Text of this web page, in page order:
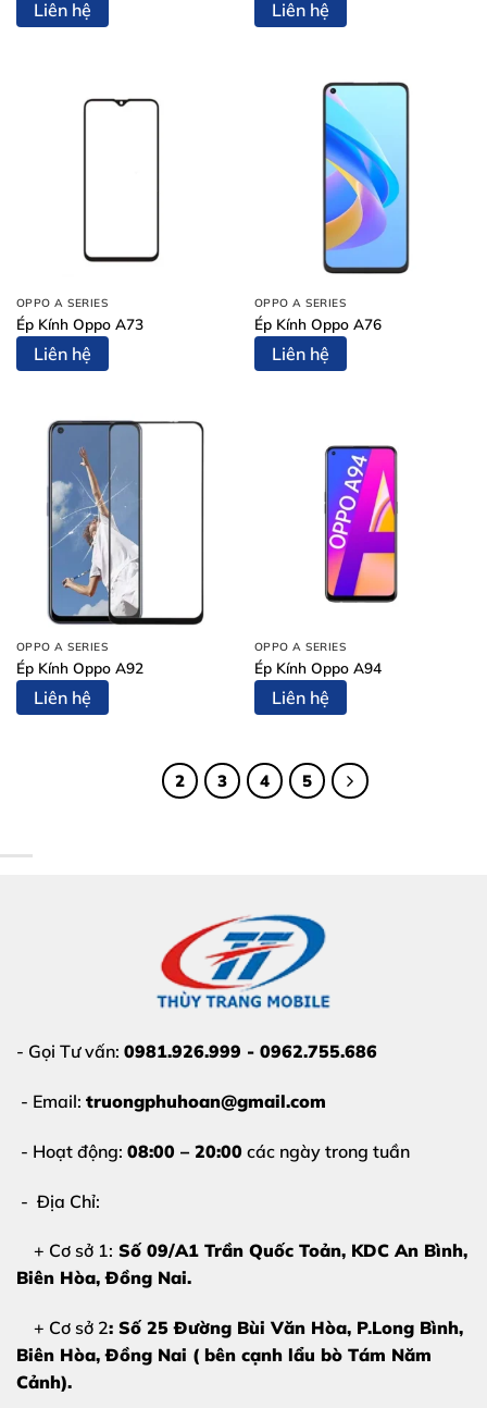
Liên hệ Liên hệ
OPPO A SERIES
Ép Kính Oppo A73
Liên hệ
OPPO A SERIES
Ép Kính Oppo A76
Liên hệ
OPPO A SERIES
Ép Kính Oppo A92
Liên hệ
OPPO A SERIES
Ép Kính Oppo A94
Liên hệ
2 3 4 5
- Gọi Tư vấn: 0981.926.999 - 0962.755.686
- Email: truongphuhoan@gmail.com
- Hoạt động: 08:00 – 20:00 các ngày trong tuần
- Địa Chỉ:
+ Cơ sở 1: Số 09/A1 Trần Quốc Toản, KDC An Bình,
Biên Hòa, Đồng Nai.
+ Cơ sở 2: Số 25 Đường Bùi Văn Hòa, P.Long Bình,
Biên Hòa, Đồng Nai ( bên cạnh lẩu bò Tám Năm
Cảnh).